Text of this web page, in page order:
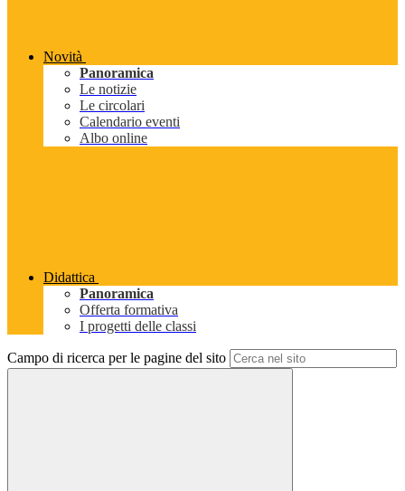
Novità
Panoramica
Le notizie
Le circolari
Calendario eventi
Albo online
Didattica
Panoramica
Offerta formativa
I progetti delle classi
Campo di ricerca per le pagine del sito